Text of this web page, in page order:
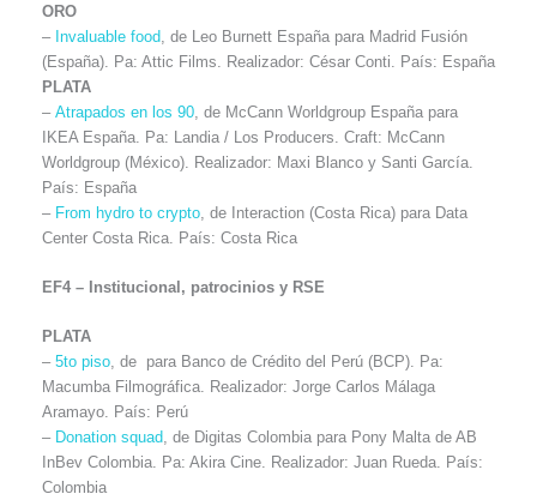
ORO
– Invaluable food , de Leo Burnett España para Madrid Fusión
(España). Pa: Attic Films. Realizador: César Conti. País: España
PLATA
– Atrapados en los 90 , de McCann Worldgroup España para
IKEA España. Pa: Landia / Los Producers. Craft: McCann
Worldgroup (México). Realizador: Maxi Blanco y Santi García.
País: España
– From hydro to crypto , de Interaction (Costa Rica) para Data
Center Costa Rica. País: Costa Rica
EF4 – Institucional, patrocinios y RSE
PLATA
– 5to piso, de para Banco de Crédito del Perú (BCP). Pa:
Macumba Filmográfica. Realizador: Jorge Carlos Málaga
Aramayo. País: Perú
– Donation squad, de Digitas Colombia para Pony Malta de AB
InBev Colombia. Pa: Akira Cine. Realizador: Juan Rueda. País:
Colombia